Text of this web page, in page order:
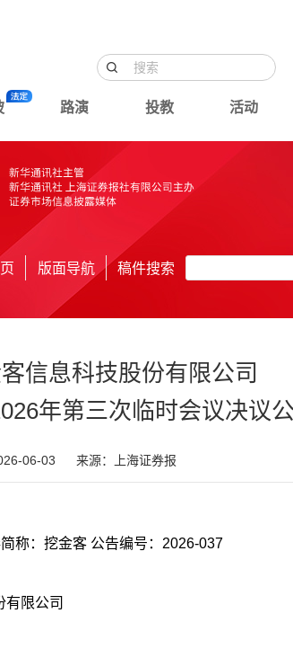
路演 投教 活动
版面导航 稿件搜索
信息科技股份有限公司
年第三次临时会议决议
06-03 来源：上海证券报
称：挖金客 公告编号：2026-037
有限公司